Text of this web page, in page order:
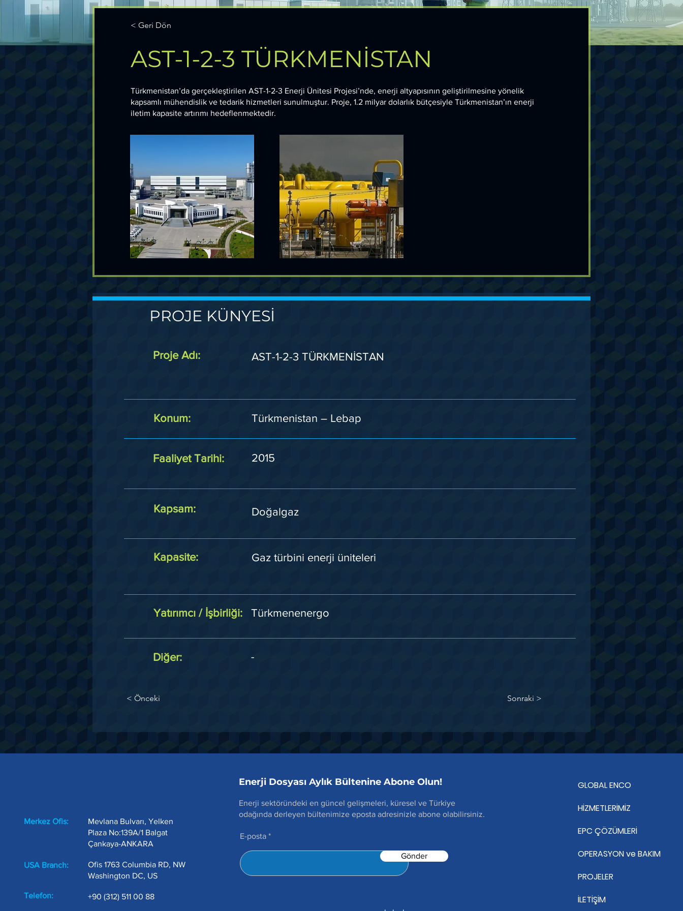
< Geri Dön
AST-1-2-3 TÜRKMENİSTAN
Türkmenistan’da gerçekleştirilen AST-1-2-3 Enerji Ünitesi Projesi’nde, enerji altyapısının geliştirilmesine yönelik
kapsamlı mühendislik ve tedarik hizmetleri sunulmuştur. Proje, 1.2 milyar dolarlık bütçesiyle Türkmenistan’ın enerji
iletim kapasite artırımı hedeflenmektedir.
PROJE KÜNYESİ
Proje Adı: AST-1-2-3 TÜRKMENİSTAN
Konum: Türkmenistan – Lebap
Faaliyet Tarihi: 2015
Kapsam: Doğalgaz
Kapasite: Gaz türbini enerji üniteleri
Türkmenenergo
Yatırımcı / İşbirliği:
Diğer:
< Önceki
-
Sonraki >
Merkez Ofis:
Mevlana Bulvarı, Yelken
Plaza No:139A/1 Balgat
Çankaya-ANKARA
USA Branch:
Ofis 1763 Columbia RD, NW
Washington DC, US
Telefon: +90 (312) 511 00 88
Enerji Dosyası Aylık Bültenine Abone Olun!
Enerji sektöründeki en güncel gelişmeleri, küresel ve Türkiye
odağında derleyen bültenimize eposta adresinizle abone olabilirsiniz.
E-posta
Gönder
GLOBAL ENCO
HİZMETLERİMİZ
EPC ÇÖZÜMLERİ
OPERASYON ve BAKIM
PROJELER
İLETİŞİM